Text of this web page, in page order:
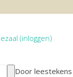
(inloggen)
Door